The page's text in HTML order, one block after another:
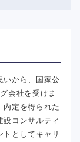
いから、国家公
会社を受けま
内定を得られた
コンサルティ
としてキャリ